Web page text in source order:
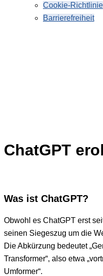
Cookie-Richtlinie
Barrierefreiheit
ChatGPT
Was ist ChatGPT?
Obwohl es ChatGPT erst
seinen Siegeszug um die
Die Abkürzung bedeutet
Transformer“, also etwa
Umformer“.